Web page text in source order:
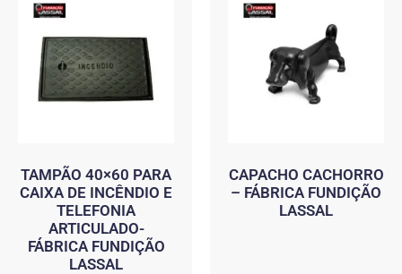
TAMPÃO 40×60 PARA
CAIXA DE INCÊNDIO E
TELEFONIA
ARTICULADO-
FÁBRICA FUNDIÇÃO
LASSAL
CAPACHO CACHORRO
– FÁBRICA FUNDIÇÃO
LASSAL